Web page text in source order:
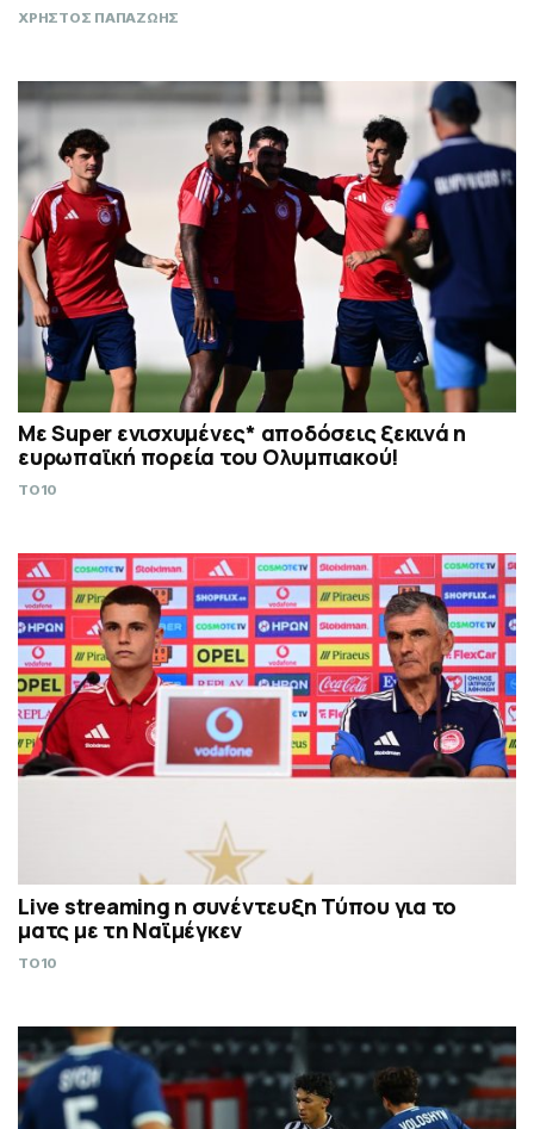
ΧΡΗΣΤΟΣ ΠΑΠΑΖΩΗΣ
Με Super ενισχυμένες* αποδόσεις ξεκινά η
ευρωπαϊκή πορεία του Ολυμπιακού!
TO10
Live streaming η συνέντευξη Τύπου για το
ματς με τη Ναϊμέγκεν
TO10